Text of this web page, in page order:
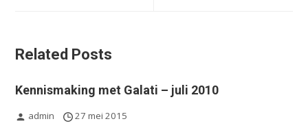
Related Posts
Kennismaking met Galati – juli 2010
admin 27 mei 2015